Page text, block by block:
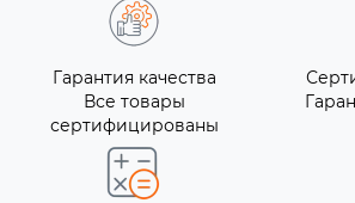
Гарантия качества
Все товары
сертифицированы